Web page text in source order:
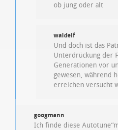
ob jung oder alt
waldelf
Und doch ist das
Unterdrückung der
Generationen vor
gewesen, während
erreichen versucht
googmann
Ich finde diese